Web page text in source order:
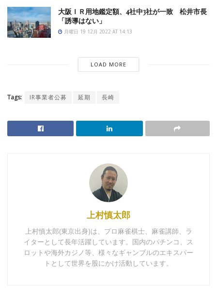
大阪ＩＲ用地鑑定額、4社中3社が一致 松井市長
「誘導はない」
月曜日 19 12月 2022 AT 14:13
LOAD MORE
Tags: IR事業者公募 延期 長崎
上村慎太郎
上村慎太郎(東京出身)は、プロ麻雀棋士、麻雀講師、ラ
イターとして長年活躍しています。国内のパチンコ、ス
ロットや海外カジノ等、様々なギャンブルのエキスパー
トとして世界を股にかけ活動しています。